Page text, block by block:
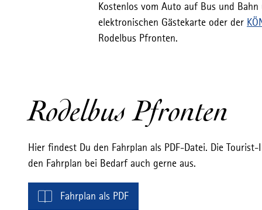
Kostenlos vom Auto auf Bus und
elektronischen Gästekarte oder der
Rodelbus Pfronten.
Rodelbus Pfronten
Hier findest Du den Fahrplan als PDF-Datei. Die
den Fahrplan bei Bedarf auch gerne aus.
Fahrplan als PDF